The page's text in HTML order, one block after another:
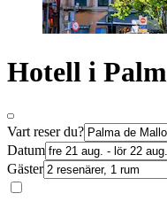
Hotell i
Vart reser du?
Datum
Gäster